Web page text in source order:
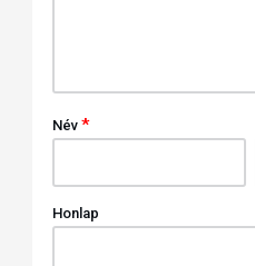
Név *
Honlap